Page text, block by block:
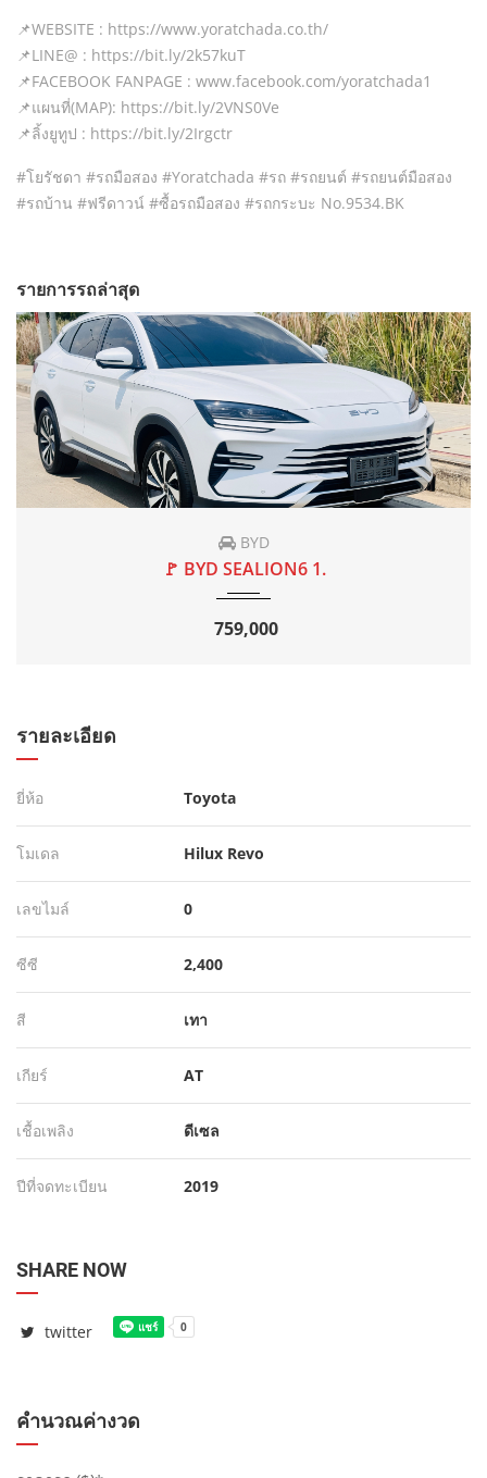
📌WEBSITE : https://www.yoratchada.co.th/
📌LINE@ : https://bit.ly/2k57kuT
📌FACEBOOK FANPAGE : www.facebook.com/yoratchada1
📌แผนที่(MAP): https://bit.ly/2VNS0Ve
📌ลิ้งยูทูป : https://bit.ly/2Irgctr
#โยรัชดา #รถมือสอง #Yoratchada #รถ​ #รถยนต์​ #รถยนต์มือสอง
#รถบ้าน #ฟรีดาวน์ #ซื้อรถมือสอง #รถกระบะ No.9534.BK
รายการรถล่าสุด
BYD
🚩 BYD SEALION6 1.
759,000
รายละเอียด
ยี่ห้อ Toyota
โมเดล Hilux Revo
เลขไมล์ 0
ซีซี 2,400
สี เทา
เกียร์ AT
เชื้อเพลิง ดีเซล
ปีที่จดทะเบียน 2019
SHARE NOW
twitter
คำนวณค่างวด